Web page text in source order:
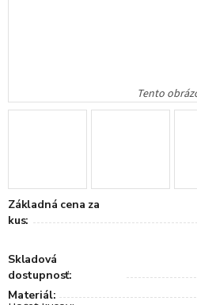
Základná cena za
kus:
Skladová
dostupnosť:
Materiál: